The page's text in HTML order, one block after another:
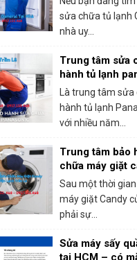
sửa chữa tủ lạnh
nhà uy...
Trung tâm sửa
hành tủ lạnh
khắc phục mọi
lần gọi
Là trung tâm
hành tủ lạnh
với nhiều năm...
Trung tâm bảo
chữa máy giặt
HCM – Giá rẻ,
xác 100%
Sau một thời
máy giặt Candy
phải sự...
Sửa máy sấy
tại HCM – có